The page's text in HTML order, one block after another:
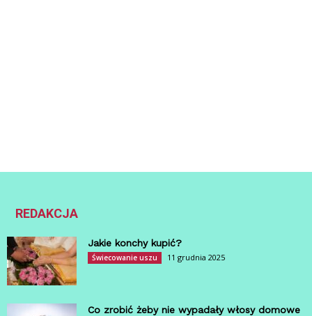
REDAKCJA
Jakie konchy kupić?
Świecowanie uszu 11 grudnia 2025
Co zrobić żeby nie wypadały włosy domowe